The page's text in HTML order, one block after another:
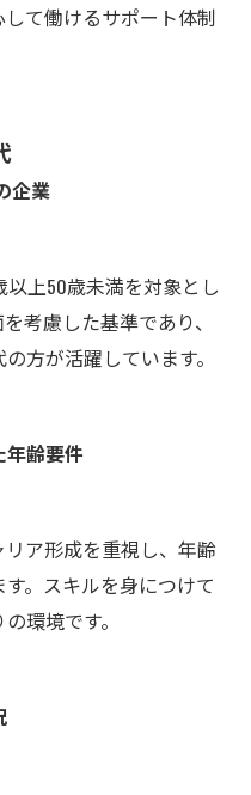
て働けるサポート体制
企業
上50歳未満を対象とし
考慮した基準であり、
方が活躍しています。
齢要件
ア形成を重視し、年齢
。スキルを身につけて
環境です。